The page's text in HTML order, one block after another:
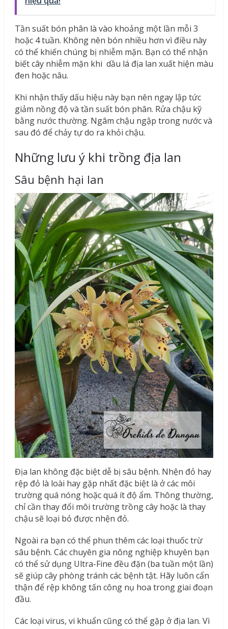
Tần suất bón phân là vào khoảng một lần mỗi 3
hoặc 4 tuần. Không nên bón nhiều hơn vì điều này
có thể khiến chúng bị nhiễm mặn. Bạn có thể nhận
biết cây nhiễm mặn khi dầu lá địa lan xuất hiện màu
đen hoặc nâu.
Khi nhận thấy dấu hiệu này bạn nên ngay lập tức
giảm nồng độ và tần suất bón phân. Rửa chậu kỹ
bằng nước thường. Ngâm chậu ngập trong nước và
sau đó để chảy tự do ra khỏi chậu.
Những lưu ý khi trồng địa lan
Sâu bệnh hại lan
Địa lan không đặc biệt dễ bị sâu bệnh. Nhện đỏ hay
rệp đỏ là loài hay gặp nhất đặc biệt là ở các môi
trường quá nóng hoặc quá ít độ ẩm. Thông thường,
chỉ cần thay đổi môi trường trồng cây hoặc là thay
chậu sẽ loại bỏ được nhện đỏ.
Ngoài ra bạn có thể phun thêm các loại thuốc trừ
sâu bệnh. Các chuyên gia nông nghiệp khuyên bạn
có thể sử dụng Ultra-Fine đều đặn (ba tuần một lần)
sẽ giúp cây phòng tránh các bệnh tật. Hãy luôn cẩn
thận để rệp không tấn công nụ hoa trong giai đoạn
đầu.
Các loại virus, vi khuẩn cũng có thể gặp ở địa lan. Vì